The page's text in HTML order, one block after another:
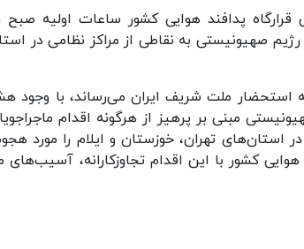
قرارگاه پدافند هوایی کشور ساعات اولیه صبح
صهیونیستی به نقاطی از مراکز نظامی در
استحضار ملت شریف ایران می‌رساند، با وجود
مبنی بر پرهیز از هرگونه اقدام
استان‌های تهران، خوزستان و ایلام را مورد
کشور با این اقدام تجاوزکارانه،